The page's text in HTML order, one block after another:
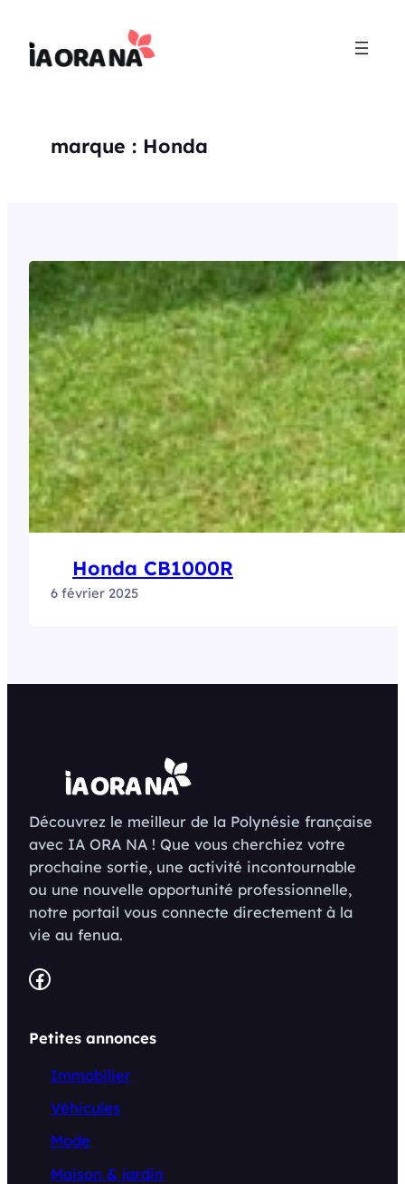
contenu
marque : Honda
Honda CB1000R
6 février 2025
Découvrez le meilleur de la Polynésie française
avec IA ORA NA ! Que vous cherchiez votre
prochaine sortie, une activité incontournable
ou une nouvelle opportunité professionnelle,
notre portail vous connecte directement à la
vie au fenua.
Facebook
Petites annonces
Immobilier
Véhicules
Mode
Maison & jardin